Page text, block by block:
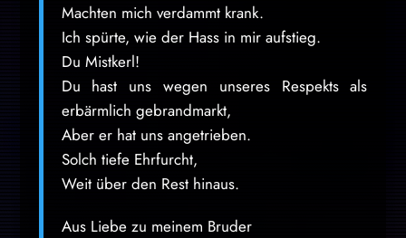
Machten mich verdammt krank.
Ich spürte, wie der Hass in mir aufstieg.
Du Mistkerl!
Du hast uns wegen unseres Respekts als
erbärmlich gebrandmarkt,
Aber er hat uns angetrieben.
Solch tiefe Ehrfurcht,
Weit über den Rest hinaus.
Aus Liebe zu meinem Bruder